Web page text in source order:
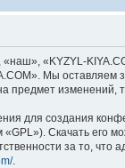
«KYZYL-
Мы
изменений,
для создания
Скачать его
за то,
.